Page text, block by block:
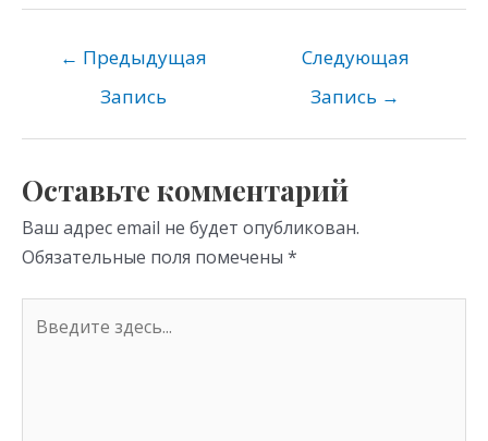
o
kl
as
ni
ki
gr
a
m p
← Предыдущая
Запись
Следующая
Запись →
Оставьте комментарий
Ваш адрес email не будет опубликован.
Обязательные поля помечены *
здесь...